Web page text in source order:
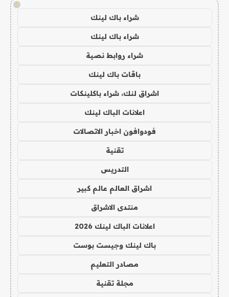
!
شراء باك لينك
شراء باك لينك
شراء روابط نصية
باقات باك لينك
اشراق لنك، شراء باكلينكات
اعلانات الباك لينك
فودوافون اخبار الاتصالات
تقنية
التدريس
اشراق العالم عالم كبير
منتدى الاشراق
اعلانات الباك لينك 2026
باك لينك وجيست بوست
مصادر التعليم
مجلة تقنية